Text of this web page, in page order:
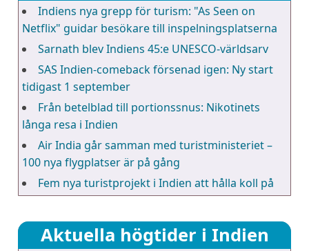
Indiens nya grepp för turism: "As Seen on
Netflix" guidar besökare till inspelningsplatserna
Sarnath blev Indiens 45:e UNESCO-världsarv
SAS Indien-comeback försenad igen: Ny start
tidigast 1 september
Från betelblad till portionssnus: Nikotinets
långa resa i Indien
Air India går samman med turistministeriet –
100 nya flygplatser är på gång
Fem nya turistprojekt i Indien att hålla koll på
Aktuella högtider i Indien